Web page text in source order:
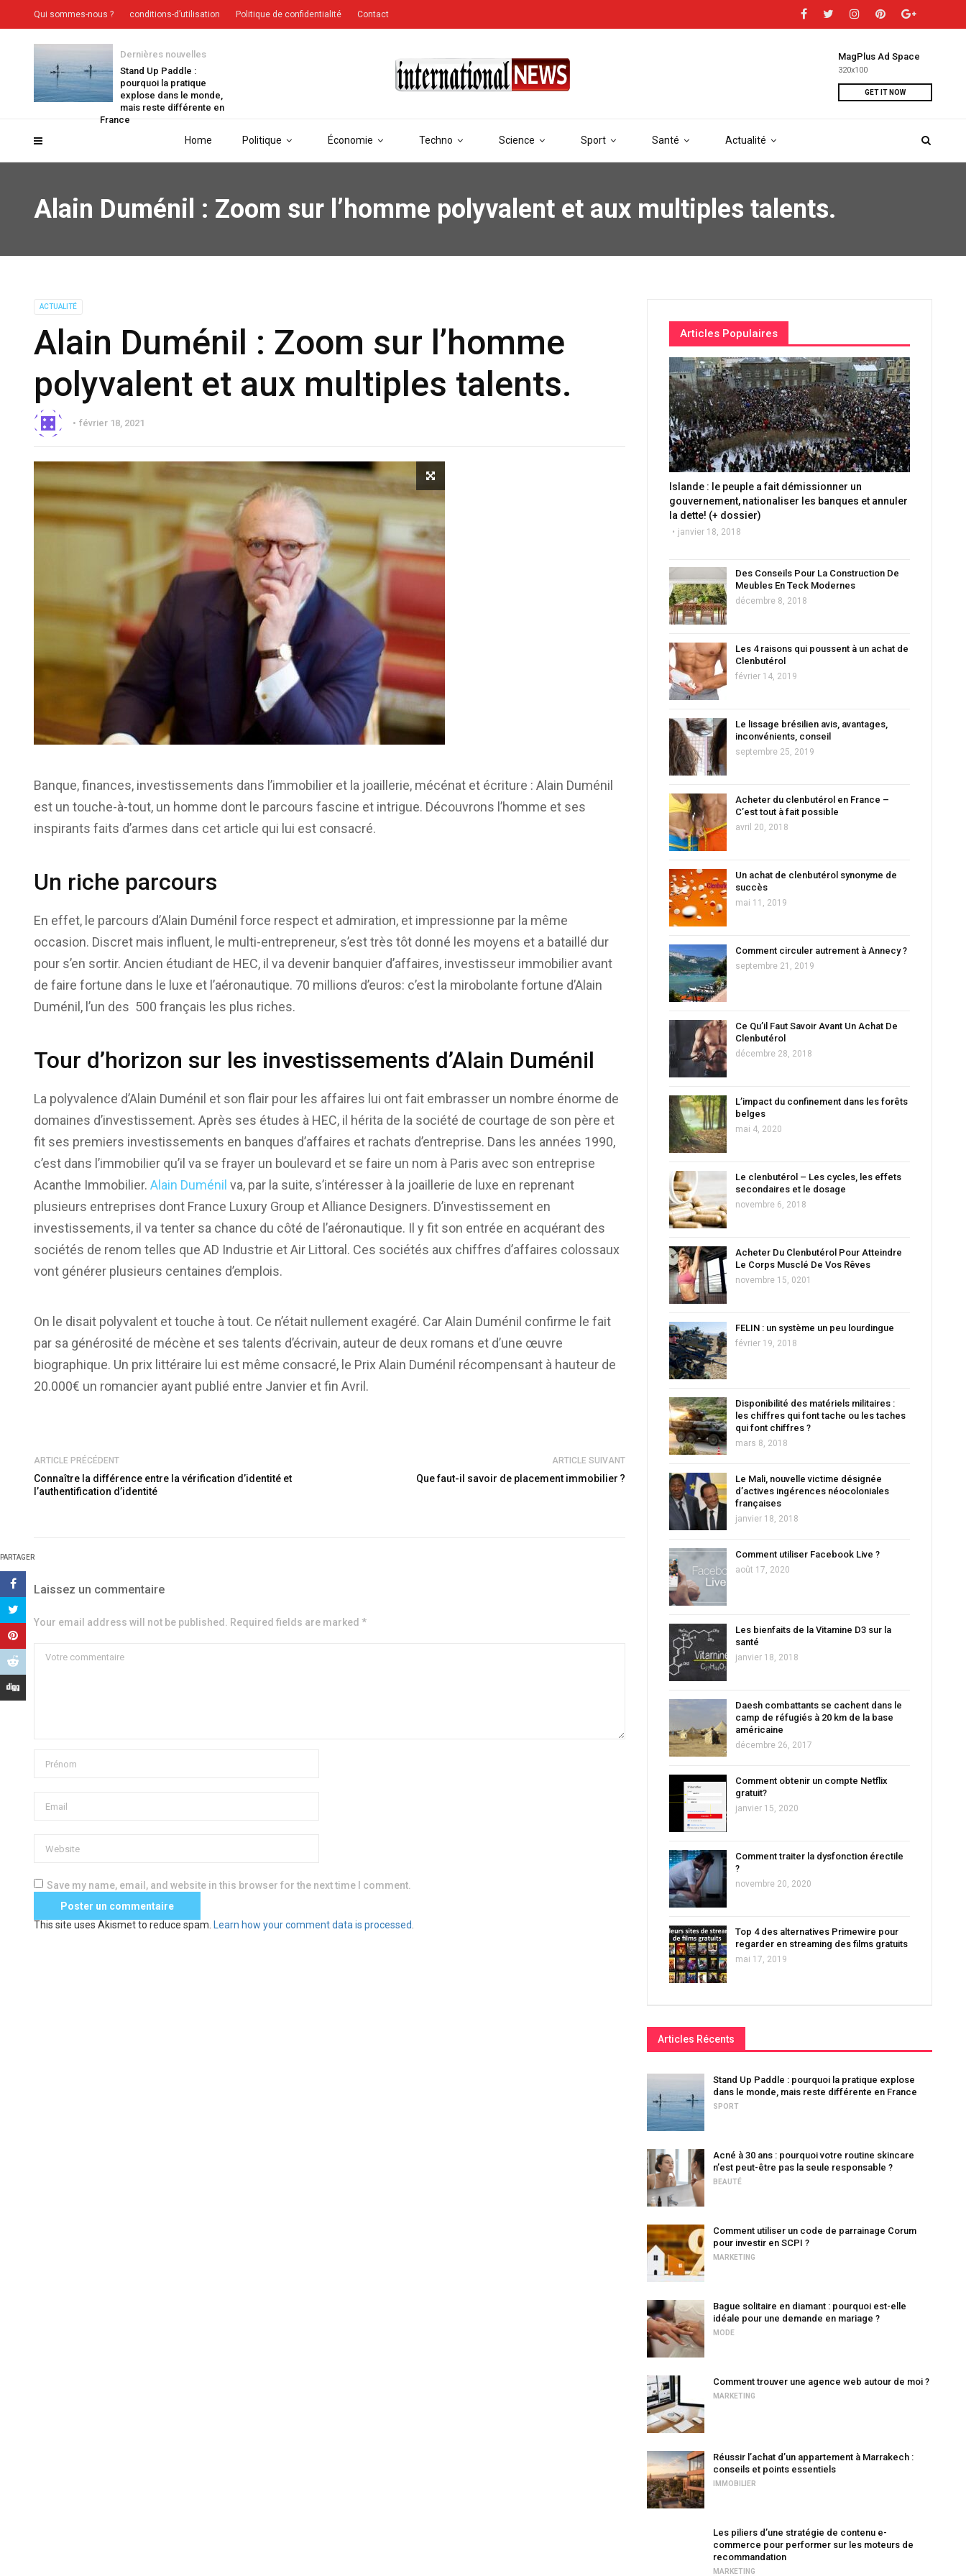
Home Politique Économie Techno Science Sport Santé Actualité
MagPlus Ad Space
320x100
GET IT NOW
Dernières nouvelles
Stand Up Paddle :
pourquoi la pratique
explose dans le monde,
mais reste différente en
France
Qui sommes-nous ? conditions-d’utilisation Politique de confidentialité Contact
Alain Duménil : Zoom sur l’homme polyvalent et aux multiples talents.
ACTUALITÉ
Alain Duménil : Zoom sur l’homme
polyvalent et aux multiples talents.
février 18, 2021
PARTAGER
Banque, finances, investissements dans l’immobilier et la joaillerie, mécénat et écriture : Alain Duménil
est un touche-à-tout, un homme dont le parcours fascine et intrigue. Découvrons l’homme et ses
inspirants faits d’armes dans cet article qui lui est consacré.
Un riche parcours
En effet, le parcours d’Alain Duménil force respect et admiration, et impressionne par la même
occasion. Discret mais influent, le multi-entrepreneur, s’est très tôt donné les moyens et a bataillé dur
pour s’en sortir. Ancien étudiant de HEC, il va devenir banquier d’affaires, investisseur immobilier avant
de faire fortune dans le luxe et l’aéronautique. 70 millions d’euros: c’est la mirobolante fortune d’Alain
Duménil, l’un des 500 français les plus riches.
Tour d’horizon sur les investissements d’Alain Duménil
La polyvalence d’Alain Duménil et son flair pour les affaires lui ont fait embrasser un nombre énorme de
domaines d’investissement. Après ses études à HEC, il hérita de la société de courtage de son père et
fit ses premiers investissements en banques d’affaires et rachats d’entreprise. Dans les années 1990,
c’est dans l’immobilier qu’il va se frayer un boulevard et se faire un nom à Paris avec son entreprise
Acanthe Immobilier. Alain Duménil va, par la suite, s’intéresser à la joaillerie de luxe en reprenant
plusieurs entreprises dont France Luxury Group et Alliance Designers. D’investissement en
investissements, il va tenter sa chance du côté de l’aéronautique. Il y fit son entrée en acquérant des
sociétés de renom telles que AD Industrie et Air Littoral. Ces sociétés aux chiffres d’affaires colossaux
vont générer plusieurs centaines d’emplois.
On le disait polyvalent et touche à tout. Ce n’était nullement exagéré. Car Alain Duménil confirme le fait
par sa générosité de mécène et ses talents d’écrivain, auteur de deux romans et d’une œuvre
biographique. Un prix littéraire lui est même consacré, le Prix Alain Duménil récompensant à hauteur de
20.000€ un romancier ayant publié entre Janvier et fin Avril.
ARTICLE PRÉCÉDENT
Connaître la différence entre la vérification d’identité et
l’authentification d’identité
ARTICLE SUIVANT
Que faut-il savoir de placement immobilier ?
Laissez un commentaire
Your email address will not be published. Required fields are marked *
Save my name, email, and website in this browser for the next time I comment.
This site uses Akismet to reduce spam. Learn how your comment data is processed
Articles Populaires
Islande : le peuple a fait démissionner un
gouvernement, nationaliser les banques et annuler
la dette! (+ dossier)
janvier 18, 2018
Des Conseils Pour La Construction De
Meubles En Teck Modernes
décembre 8, 2018
Les 4 raisons qui poussent à un achat de
Clenbutérol
février 14, 2019
Le lissage brésilien avis, avantages,
inconvénients, conseil
septembre 25, 2019
Acheter du clenbutérol en France –
C’est tout à fait possible
avril 20, 2018
Un achat de clenbutérol synonyme de
succès
mai 11, 2019
Comment circuler autrement à Annecy ?
septembre 21, 2019
Ce Qu’il Faut Savoir Avant Un Achat De
Clenbutérol
décembre 28, 2018
L’impact du confinement dans les forêts
belges
mai 4, 2020
Le clenbutérol – Les cycles, les effets
secondaires et le dosage
novembre 6, 2018
Acheter Du Clenbutérol Pour Atteindre
Le Corps Musclé De Vos Rêves
novembre 15, 0201
FELIN : un système un peu lourdingue
février 19, 2018
Disponibilité des matériels militaires :
les chiffres qui font tache ou les taches
qui font chiffres ?
mars 8, 2018
Le Mali, nouvelle victime désignée
d’actives ingérences néocoloniales
françaises
janvier 18, 2018
Comment utiliser Facebook Live ?
août 17, 2020
Les bienfaits de la Vitamine D3 sur la
santé
janvier 18, 2018
Daesh combattants se cachent dans le
camp de réfugiés à 20 km de la base
américaine
décembre 26, 2017
Comment obtenir un compte Netflix
gratuit?
janvier 15, 2020
Comment traiter la dysfonction érectile
?
novembre 20, 2020
Top 4 des alternatives Primewire pour
regarder en streaming des films gratuits
mai 17, 2019
Articles Récents
Stand Up Paddle : pourquoi la pratique explose
dans le monde, mais reste différente en France
SPORT
Acné à 30 ans : pourquoi votre routine skincare
n’est peut-être pas la seule responsable ?
BEAUTÉ
Comment utiliser un code de parrainage Corum
pour investir en SCPI ?
MARKETING
Bague solitaire en diamant : pourquoi est-elle
idéale pour une demande en mariage ?
MODE
Comment trouver une agence web autour de moi ?
MARKETING
Réussir l’achat d’un appartement à Marrakech :
conseils et points essentiels
IMMOBILIER
Les piliers d’une stratégie de contenu e-
commerce pour performer sur les moteurs de
recommandation
MARKETING